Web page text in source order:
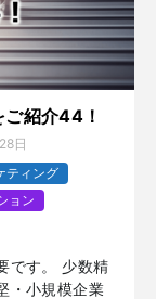
紹介44！
日
ティング
ョン
です。 少数精
・小規模企業